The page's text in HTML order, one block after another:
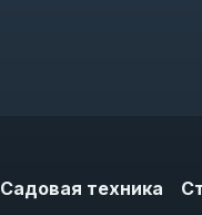
Садовая техника